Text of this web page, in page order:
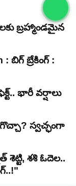
బ్రహ్మాండమైన
బిగ్ బ్రేకింగ్ :
భారీ వర్షాలు
స్వచ్ఛంగా
శెట్టి, శశి ఓదెల..